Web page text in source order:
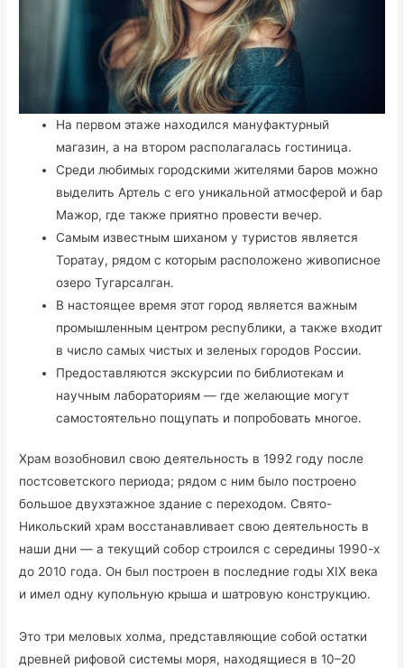
На первом этаже находился мануфактурный
магазин, а на втором располагалась гостиница.
Среди любимых городскими жителями баров можно
выделить Артель с его уникальной атмосферой и бар
Мажор, где также приятно провести вечер.
Самым известным шиханом у туристов является
Торатау, рядом с которым расположено живописное
озеро Тугарсалган.
В настоящее время этот город является важным
промышленным центром республики, а также входит
в число самых чистых и зеленых городов России.
Предоставляются экскурсии по библиотекам и
научным лабораториям — где желающие могут
самостоятельно пощупать и попробовать многое.
Храм возобновил свою деятельность в 1992 году после
постсоветского периода; рядом с ним было построено
большое двухэтажное здание с переходом. Свято-
Никольский храм восстанавливает свою деятельность в
наши дни — а текущий собор строился с середины 1990-х
до 2010 года. Он был построен в последние годы XIX века
и имел одну купольную крыша и шатровую конструкцию.
Это три меловых холма, представляющие собой остатки
древней рифовой системы моря, находящиеся в 10–20